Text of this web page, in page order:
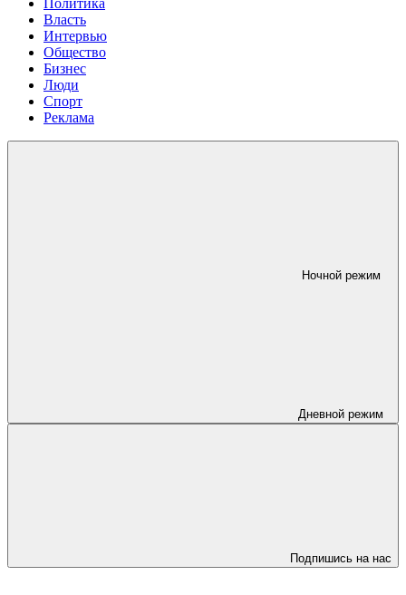
Политика
Власть
Интервью
Общество
Бизнес
Люди
Спорт
Реклама
Ночной режим
Дневной режим
Подпишись на нас